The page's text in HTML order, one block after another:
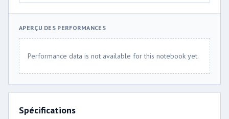
APERÇU DES PERFORMANCES
Performance data is not available for this notebook yet.
Spécifications